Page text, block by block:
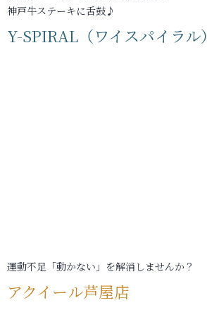
神戸牛ステーキに舌鼓♪
Y-SPIRAL（ワイスパイラル）
運動不足「動かない」を解消しませんか？
アクイール芦屋店